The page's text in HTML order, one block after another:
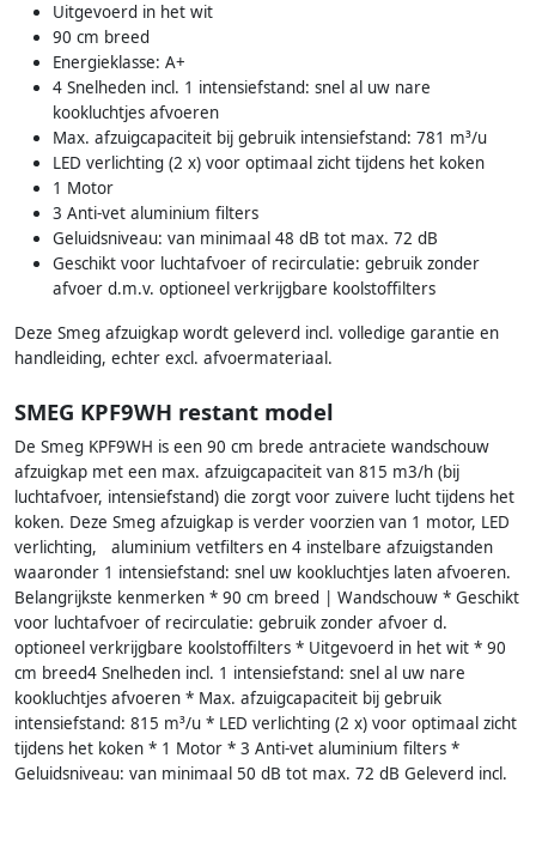
Uitgevoerd in het wit
90 cm breed
Energieklasse: A+
4 Snelheden incl. 1 intensiefstand: snel al uw nare
kookluchtjes afvoeren
Max. afzuigcapaciteit bij gebruik intensiefstand: 781 m³/u
LED verlichting (2 x) voor optimaal zicht tijdens het koken
1 Motor
3 Anti-vet aluminium filters
Geluidsniveau: van minimaal 48 dB tot max. 72 dB
Geschikt voor luchtafvoer of recirculatie: gebruik zonder
afvoer d.m.v. optioneel verkrijgbare koolstoffilters
Deze Smeg afzuigkap wordt geleverd incl. volledige garantie en
handleiding, echter excl. afvoermateriaal.
SMEG KPF9WH restant model
De Smeg KPF9WH is een 90 cm brede antraciete wandschouw
afzuigkap met een max. afzuigcapaciteit van 815 m3/h (bij
luchtafvoer, intensiefstand) die zorgt voor zuivere lucht tijdens het
koken. Deze Smeg afzuigkap is verder voorzien van 1 motor, LED
verlichting, aluminium vetfilters en 4 instelbare afzuigstanden
waaronder 1 intensiefstand: snel uw kookluchtjes laten afvoeren.
Belangrijkste kenmerken * 90 cm breed | Wandschouw * Geschikt
voor luchtafvoer of recirculatie: gebruik zonder afvoer d.
optioneel verkrijgbare koolstoffilters * Uitgevoerd in het wit * 90
cm breed4 Snelheden incl. 1 intensiefstand: snel al uw nare
kookluchtjes afvoeren * Max. afzuigcapaciteit bij gebruik
intensiefstand: 815 m³/u * LED verlichting (2 x) voor optimaal zicht
tijdens het koken * 1 Motor * 3 Anti-vet aluminium filters *
Geluidsniveau: van minimaal 50 dB tot max. 72 dB Geleverd incl.